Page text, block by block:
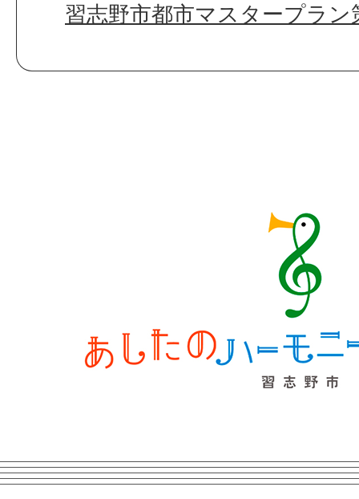
習志野市都市マスタープラン